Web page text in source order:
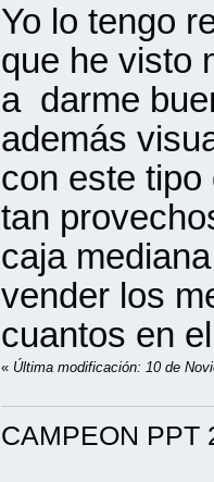
Yo lo tengo
que he visto
a darme
además
con este
tan
caja
vender los
cuantos en
« Última modificación: 10 de
CAMPEON PPT